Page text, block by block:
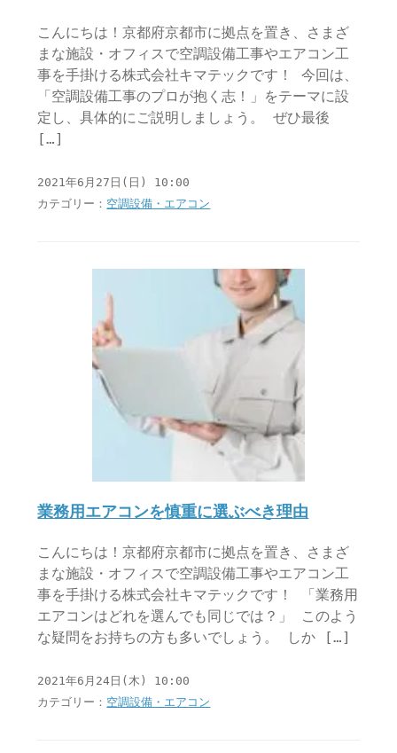
こんにちは！京都府京都市に拠点を置き、さまざ
まな施設・オフィスで空調設備工事やエアコン工
事を手掛ける株式会社キマテックです！ 今回は、
「空調設備工事のプロが抱く志！」をテーマに設
定し、具体的にご説明しましょう。 ぜひ最後
[…]
2021年6月27日(日) 10:00
カテゴリー： 空調設備・エアコン
業務用エアコンを慎重に選ぶべき理由
こんにちは！京都府京都市に拠点を置き、さまざ
まな施設・オフィスで空調設備工事やエアコン工
事を手掛ける株式会社キマテックです！ 「業務用
エアコンはどれを選んでも同じでは？」 このよう
な疑問をお持ちの方も多いでしょう。 しか […]
2021年6月24日(木) 10:00
カテゴリー： 空調設備・エアコン